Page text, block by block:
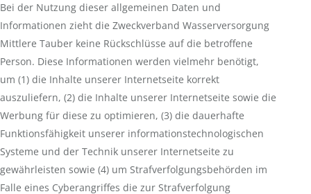
Bei der Nutzung dieser allgemeinen Daten und
Informationen zieht die Zweckverband Wasserversorgung
Mittlere Tauber keine Rückschlüsse auf die betroffene
Person. Diese Informationen werden vielmehr benötigt,
um (1) die Inhalte unserer Internetseite korrekt
auszuliefern, (2) die Inhalte unserer Internetseite sowie die
Werbung für diese zu optimieren, (3) die dauerhafte
Funktionsfähigkeit unserer informationstechnologischen
Systeme und der Technik unserer Internetseite zu
gewährleisten sowie (4) um Strafverfolgungsbehörden im
Falle eines Cyberangriffes die zur Strafverfolgung